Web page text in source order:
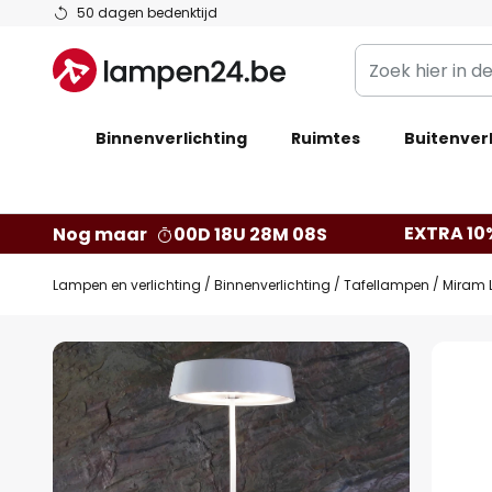
50 dagen bedenktijd
Ga
de
inhoud
Zoek
hier
de
Binnenverlichting Ruimtes
Nog maar 00D 18U 28M 07S EXTRA
Lampen en verlichting Binnenverlichting Tafellampen Miram
Ga
naar
het
einde
van